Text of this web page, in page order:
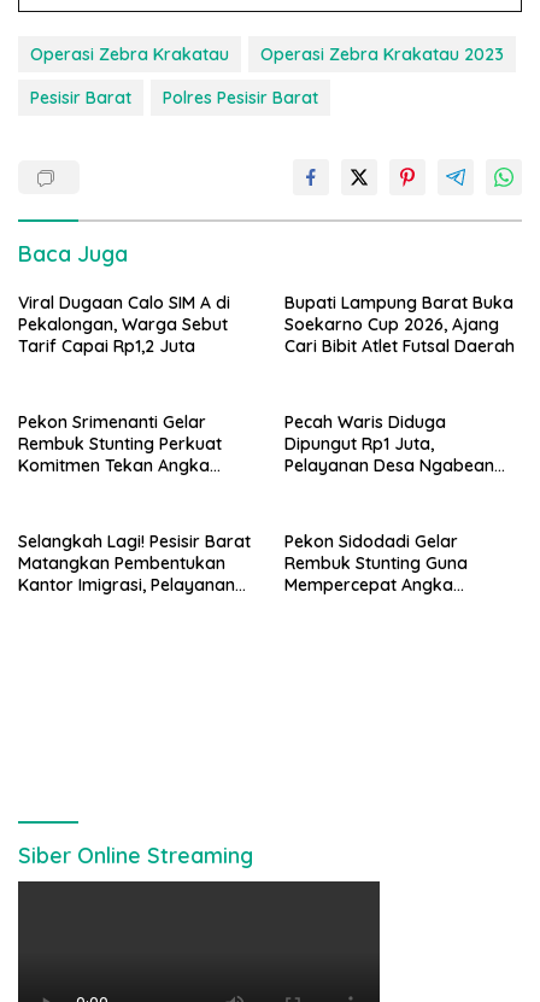
Operasi Zebra Krakatau
Operasi Zebra Krakatau 2023
Pesisir Barat
Polres Pesisir Barat
Baca Juga
Viral Dugaan Calo SIM A di
Pekalongan, Warga Sebut
Tarif Capai Rp1,2 Juta
Bupati Lampung Barat Buka
Soekarno Cup 2026, Ajang
Cari Bibit Atlet Futsal Daerah
Pekon Srimenanti Gelar
Rembuk Stunting Perkuat
Komitmen Tekan Angka
Pecah Waris Diduga
Dipungut Rp1 Juta,
Pelayanan Desa Ngabean
Selangkah Lagi! Pesisir Barat
Matangkan Pembentukan
Kantor Imigrasi, Pelayanan
Pekon Sidodadi Gelar
Rembuk Stunting Guna
Mempercepat Angka
Siber Online Streaming